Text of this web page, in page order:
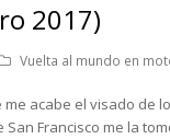
2017)
Vuelta al mundo en
acabe el visado de
Francisco me la